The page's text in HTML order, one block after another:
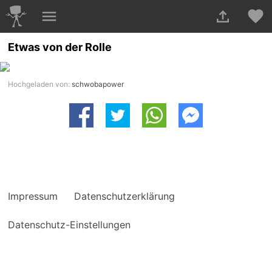
Etwas von der Rolle
Hochgeladen von:schwobapower
Impressum Datenschutzerklärung
Datenschutz-Einstellungen